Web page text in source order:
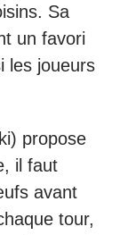
Sa
un favori
les joueurs
propose
il faut
avant
tour,